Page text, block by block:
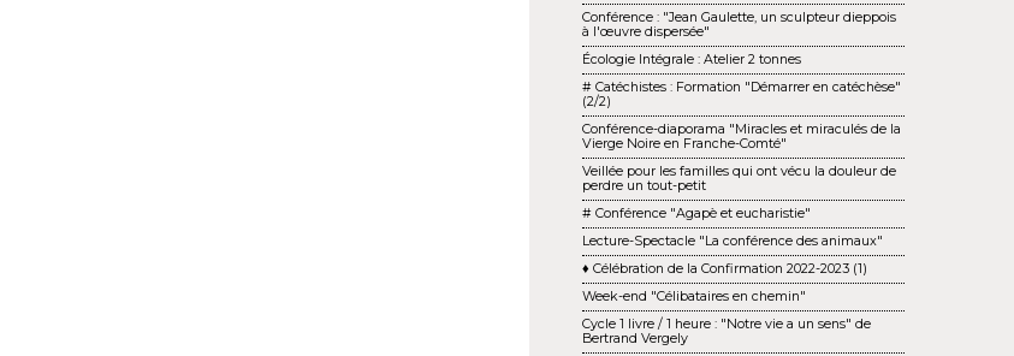
Conférence : "Jean Gaulette, un sculpteur dieppois
à l'œuvre dispersée"
Écologie Intégrale : Atelier 2 tonnes
# Catéchistes : Formation "Démarrer en catéchèse"
(2/2)
Conférence-diaporama "Miracles et miraculés de la
Vierge Noire en Franche-Comté"
Veillée pour les familles qui ont vécu la douleur de
perdre un tout-petit
# Conférence "Agapè et eucharistie"
Lecture-Spectacle "La conférence des animaux"
♦ Célébration de la Confirmation 2022-2023 (1)
Week-end "Célibataires en chemin"
Cycle 1 livre / 1 heure : "Notre vie a un sens" de
Bertrand Vergely